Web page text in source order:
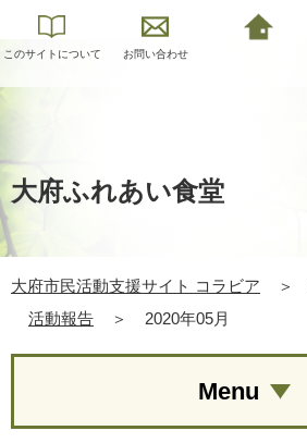
このサイトについて お問い合わせ
大府ふれあい食堂
大府市民活動支援サイト コラビア ＞
活動報告
＞ 2020年05月
Menu